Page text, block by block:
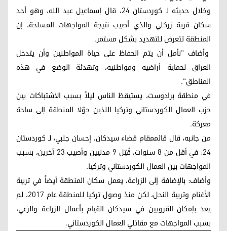
وخلال حديثه لـ كوردستان 24، قال إسماعيل عبد الله، وهو أحد
سكان قرية زركلي والذي أصيب نتيجة المواجهات المسلحة، إن
المنطقة تتعرض للتهديد بشكل مستمر.
وأضاف "نأمل أن يتم الحفاظ على حياة المواطنين وأن يتدخل
العراق لحماية أراضيه ومواطنيه، وتهدئة الوضع في هذه
المناطق".
في منطقة برادوست، يستيقظ الناس ليلاً بسبب الاشتباكات بين
حزب العمال الكوردستاني وتركيا اللذين حوّلا المنطقة إلى ساحة
معركة.
من جانبه، قال قائممقام قضاء سيدكان، إحسان جلبي، لـ كوردستان
24: في أقل من 8 سنوات، قُتِل 9 مدنيين وأصيب 23 آخرين، بسبب
المواجهات بين العمال الكوردستاني وتركيا.
وأضاف: بالإضافة إلى الزراعة، يعمل سكان المنطقة أيضاً في تربية
الأغنام وتربية النحل، لكن منذ وصول تركيا للمنطقة عام 2017، لم
يعد بإمكان القرويين في سيدكان القيام بأعمال الزراعة والرعي،
بسبب المواجهات مع مقاتلي العمال الكوردستاني.